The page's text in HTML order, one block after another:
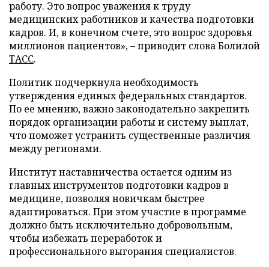
работу. Это вопрос уважения к труду
медицинских работников и качества подготовки
кадров. И, в конечном счете, это вопрос здоровья
миллионов пациентов», – приводит слова Болилой
ТАСС.
Политик подчеркнула необходимость
утверждения единых федеральных стандартов.
По ее мнению, важно законодательно закрепить
порядок организации работы и систему выплат,
что поможет устранить существенные различия
между регионами.
Институт наставничества остается одним из
главных инструментов подготовки кадров в
медицине, позволяя новичкам быстрее
адаптироваться. При этом участие в программе
должно быть исключительно добровольным,
чтобы избежать переработок и
профессионального выгорания специалистов.